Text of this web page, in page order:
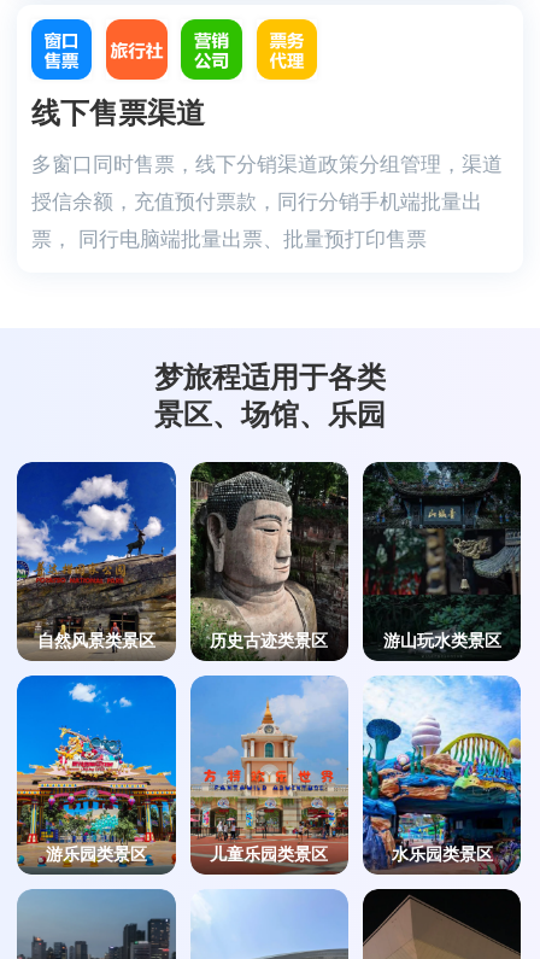
线下售票渠道
多窗口同时售票，线下分销渠道政策分组管理，渠道
授信余额，充值预付票款，同行分销手机端批量出
票， 同行电脑端批量出票、批量预打印售票
梦旅程适用于各类
景区、场馆、乐园
自然风景类景区 历史古迹类景区 游山玩水类景区
游乐园类景区 儿童乐园类景区 水乐园类景区